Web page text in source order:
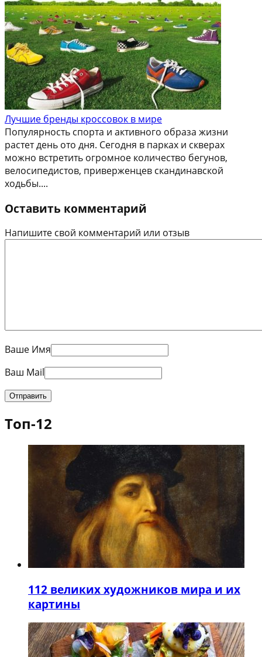
Лучшие бренды кроссовок в мире
Популярность спорта и активного образа жизни
растет день ото дня. Сегодня в парках и скверах
можно встретить огромное количество бегунов,
велосипедистов, приверженцев скандинавской
ходьбы....
Оставить комментарий
Напишите свой комментарий или отзыв
Ваше Имя
Ваш Mail
Топ-12
112 великих художников мира и их
картины